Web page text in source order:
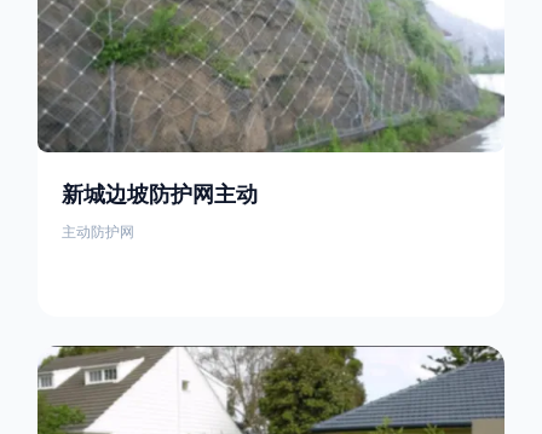
新城边坡防护网主动
主动防护网